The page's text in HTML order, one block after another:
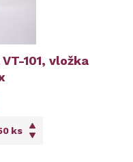
101, vložka
ks